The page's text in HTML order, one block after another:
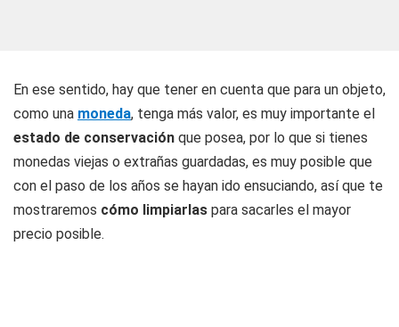
En ese sentido, hay que tener en cuenta que para un objeto,
como una moneda, tenga más valor, es muy importante el
estado de conservación que posea, por lo que si tienes
monedas viejas o extrañas guardadas, es muy posible que
con el paso de los años se hayan ido ensuciando, así que te
mostraremos cómo limpiarlas para sacarles el mayor
precio posible.